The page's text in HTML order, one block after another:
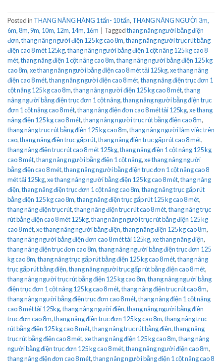
Posted in THANG NÂNG HÀNG 1 tấn- 10 tấn, THANG NÂNG NGƯỜI 3m,
6m, 8m, 9m, 10m, 12m, 14m, 16m
Taggedthang nâng người bằng điện
đơn,thang nâng người điện 125 kg cao 8m,thang nâng người trục rút bằng
điện cao 8 mét 125kg,thang nâng người bằng điện 1 cột nâng 125 kg cao 8
mét,thang nâng điện 1 cột nâng cao 8m,thang nâng người bằng điện 125 kg
cao 8m,xe thang nâng người bằng điện cao 8 mét tải 125kg,xe thang nâng
điện cao 8 mét,thang nâng người điện cao 8 mét,thang nâng điện trục đơn 1
cột nâng 125 kg cao 8m,thang nâng người điện 125 kg cao 8 mét,thang
nâng người bằng điện trục đơn 1 cột nâng,thang nâng người bằng điện trục
đơn 1 cột nâng cao 8 mét,thang nâng điện đơn cao 8 mét tải 125kg,xe thang
nâng điện 125 kg cao 8 mét,thang nâng người trục rút bằng điện cao 8m,
thang nâng trục rút bằng điện 125 kg cao 8m,thang nâng người làm việc trên
cao,thang nâng điện trục gấp rút,thang nâng điện trục gấp rút cao 8 mét,
thang nâng điện trục rút cao 8 mét 125kg,thang nâng điện 1 cột nâng 125 kg
cao 8 mét,thang nâng người bằng điện 1 cột nâng,xe thang nâng người
bằng điện cao 8 mét,thang nâng người bằng điện trục đơn 1 cột nâng cao 8
mét tải 125kg,xe thang nâng người bằng điện 125 kg cao 8 mét,thang nâng
điện,thang nâng điện trục đơn 1 cột nâng cao 8m,thang nâng trục gấp rút
bằng điện 125 kg cao 8m,thang nâng điện trục gấp rút 125 kg cao 8 mét,
thang nâng điện trục rút,thang nâng điện trục rút cao 8 mét,thang nâng trục
rút bằng điện cao 8 mét 125kg,thang nâng người trục rút bằng điện 125 kg
cao 8 mét,xe thang nâng người bằng điện,thang nâng điện 125 kg cao 8m,
thang nâng người bằng điện đơn cao 8 mét tải 125kg,xe thang nâng điện,
thang nâng điện trục đơn cao 8m,thang nâng người bằng điện trục đơn 125
kg cao 8m,thang nâng trục gấp rút bằng điện 125 kg cao 8 mét,thang nâng
trục gấp rút bằng điện,thang nâng người trục gấp rút bằng điện cao 8 mét,
thang nâng người trục rút bằng điện 125 kg cao 8m,thang nâng người bằng
điện trục đơn 1 cột nâng 125 kg cao 8 mét,thang nâng điện trục rút cao 8m,
thang nâng người bằng điện trục đơn cao 8 mét,thang nâng điện 1 cột nâng
cao 8 mét tải 125kg,thang nâng người điện,thang nâng người bằng điện
trục đơn cao 8m,thang nâng điện trục đơn 125 kg cao 8m,thang nâng trục
rút bằng điện 125 kg cao 8 mét,thang nâng trục rút bằng điện,thang nâng
trục rút bằng điện cao 8 mét,xe thang nâng điện 125 kg cao 8m,thang nâng
người bằng điện trục đơn 125 kg cao 8 mét,thang nâng người điện cao 8m,
thang nâng điện đơn cao 8 mét,thang nâng người bằng điện 1 cột nâng cao 8